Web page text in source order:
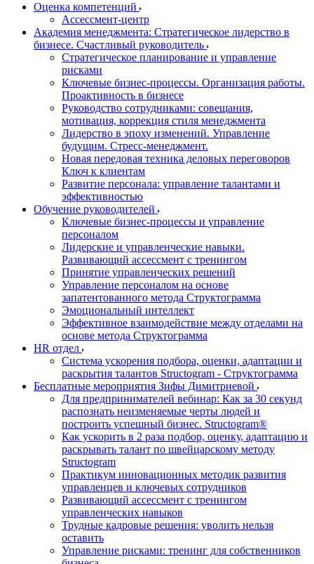
Оценка компетенций
Ассессмент-центр
Академия менеджмента: Стратегическое лидерство в
бизнесе. Счастливый руководитель
Стратегическое планирование и управление
рисками
Ключевые бизнес-процессы. Организация работы.
Проактивность в бизнесе
Руководство сотрудниками: совещания,
мотивация, коррекция стиля менеджмента
Лидерство в эпоху изменений. Управление
будущим. Стресс-менеджмент.
Новая передовая техника деловых переговоров
Ключ к клиентам
Развитие персонала: управление талантами и
эффективностью
Обучение руководителей
Ключевые бизнес-процессы и управление
персоналом
Лидерские и управленческие навыки.
Развивающий ассессмент с тренингом
Принятие управленческих решений
Управление персоналом на основе
запатентованного метода Структограмма
Эмоциональный интеллект
Эффективное взаимодействие между отделами на
основе метода Структограмма
HR отдел
Система ускорения подбора, оценки, адаптации и
раскрытия талантов Structogram - Структограмма
Бесплатные мероприятия Зифы Димитриевой
Для предпринимателей вебинар: Как за 30 секунд
распознать неизменяемые черты людей и
построить успешный бизнес. Structogram®
Как ускорить в 2 раза подбор, оценку, адаптацию и
раскрывать талант по швейцарскому методу
Structogram
Практикум инновационных методик развития
управленцев и ключевых сотрудников
Развивающий ассессмент с тренингом
управленческих навыков
Трудные кадровые решения: уволить нельзя
оставить
Управление рисками: тренинг для собственников